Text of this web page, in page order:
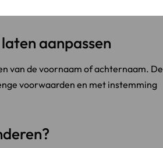
aanpassen
van de voornaam of achternaam. De
voorwaarden en met instemming